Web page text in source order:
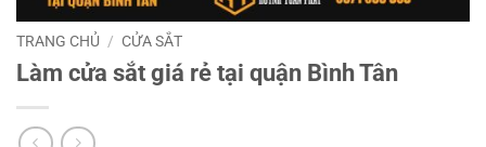
TRANG CHỦ / CỬA SẮT
Làm cửa sắt giá rẻ tại quận Bình Tân